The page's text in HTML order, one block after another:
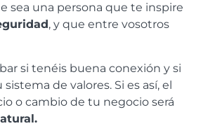
sea una persona que te inspire
, y que entre vosotros
si tenéis buena conexión y si
de valores. Si es así, el
o cambio de tu negocio será